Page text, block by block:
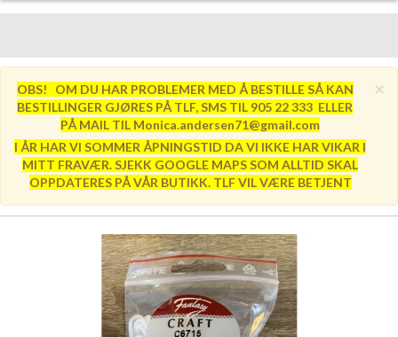
×
OBS! OM DU HAR PROBLEMER MED Å BESTILLE SÅ KAN
BESTILLINGER GJØRES PÅ TLF, SMS TIL 905 22 333 ELLER
PÅ MAIL TIL Monica.andersen71@gmail.com
I ÅR HAR VI SOMMER ÅPNINGSTID DA VI IKKE HAR VIKAR I
MITT FRAVÆR. SJEKK GOOGLE MAPS SOM ALLTID SKAL
OPPDATERES PÅ VÅR BUTIKK. TLF VIL VÆRE BETJENT